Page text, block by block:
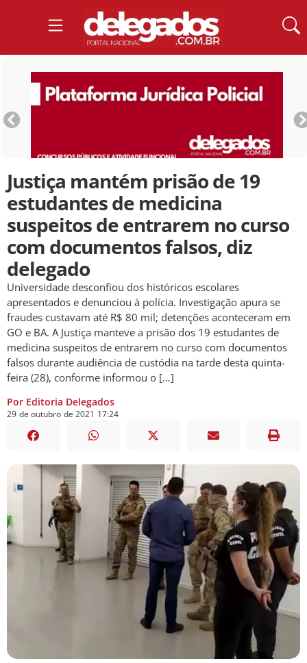
Justiça mantém prisão de 19
estudantes de medicina
suspeitos de entrarem no curso
com documentos falsos, diz
delegado
Universidade desconfiou dos históricos escolares
apresentados e denunciou à polícia. Investigação apura se
fraudes custavam até R$ 80 mil; detenções aconteceram em
GO e BA. A Justiça manteve a prisão dos 19 estudantes de
medicina suspeitos de entrarem no curso com documentos
falsos durante audiência de custódia na tarde desta quinta-
feira (28), conforme informou o […]
Por Editoria Delegados
29 de outubro de 2021 17:24